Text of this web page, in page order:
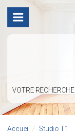
VOTRE RECHERCHE
Accueil
Studio T1